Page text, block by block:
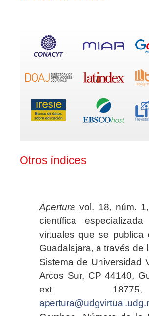
Otros índices
Apertura vol. 18, núm.
científica
virtuales que se publica
Guadalajara, a través de
Sistema de Universidad
Arcos Sur, CP 44140,
ext.